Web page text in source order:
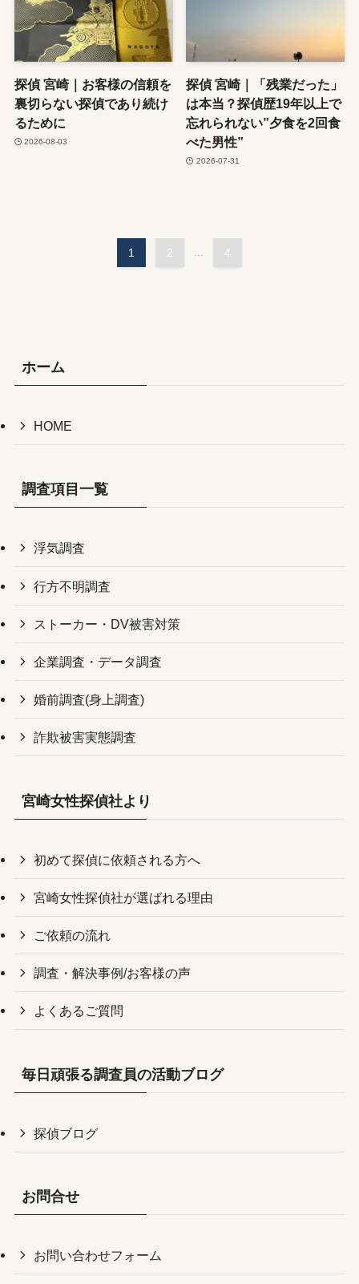
探偵 宮崎｜お客様の信頼を
裏切らない探偵であり続け
るために
2026-08-03
探偵 宮崎｜「残業だった」
は本当？探偵歴19年以上で
忘れられない”夕食を2回食
べた男性”
2026-07-31
1 2 4
ホーム
HOME
調査項目一覧
浮気調査
行方不明調査
ストーカー・DV被害対策
企業調査・データ調査
婚前調査(身上調査)
詐欺被害実態調査
宮崎女性探偵社より
初めて探偵に依頼される方へ
宮崎女性探偵社が選ばれる理由
ご依頼の流れ
調査・解決事例/お客様の声
よくあるご質問
毎日頑張る調査員の活動ブログ
探偵ブログ
お問合せ
お問い合わせフォーム